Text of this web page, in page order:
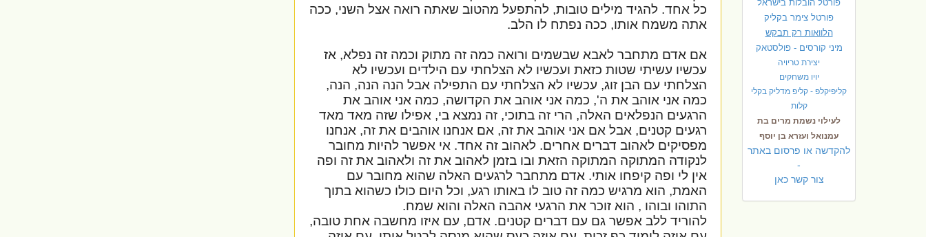
פורטל הובלות בישראל
פורטל צימר בקליק
הלוואות רק תבקש
מיני קורסים - פולסטאק
יצירת טריויה
יויו משחקים
קליפיקלפ - קליפ מדליק בקלי
קלות
לעילוי נשמת מרים בת
עמנואל ועזרא בן יוסף
להקדשה או פרסום באתר
-
צור קשר כאן
כל אחד. להגיד מילים טובות, להתפעל מהטוב שאתה רואה אצל השני, ככה
אתה משמח אותו, ככה נפתח לו הלב.
אם אדם מתחבר לאבא שבשמים ורואה כמה זה מתוק וכמה זה נפלא, אז
עכשיו עשיתי שטות כזאת ועכשיו לא הצלחתי עם הילדים ועכשיו לא
הצלחתי עם הבן זוג, עכשיו לא הצלחתי עם התפילה אבל הנה הנה, הנה,
כמה אני אוהב את ה', כמה אני אוהב את הקדושה, כמה אני אוהב את
הרגעים הנפלאים האלה, הרי זה בתוכי, זה נמצא בי, אפילו שזה מאד מאד
רגעים קטנים, אבל אם אני אוהב את זה, אם אנחנו אוהבים את זה, אנחנו
מפסיקים לאהוב דברים אחרים. לאהוב זה אחד. אי אפשר להיות מחובר
לנקודה המתוקה המתוקה הזאת ובו בזמן לאהוב את זה ולאהוב את זה ופה
אין לי ופה קיפחו אותי. אדם מתחבר לרגעים האלה שהוא מחובר עם
האמת, הוא מרגיש כמה זה טוב לו באותו רגע, וכל היום כולו כשהוא בתוך
התוהו ובוהו , הוא זוכר את הרגעי אהבה האלה והוא שמח.
להוריד ללב אפשר גם עם דברים קטנים. אדם, עם איזו מחשבה אחת טובה,